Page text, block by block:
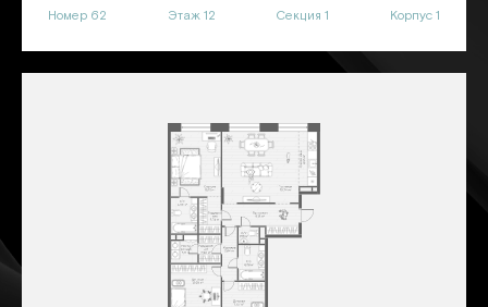
Номер 62 Этаж 12 Секция1 Корпус 1